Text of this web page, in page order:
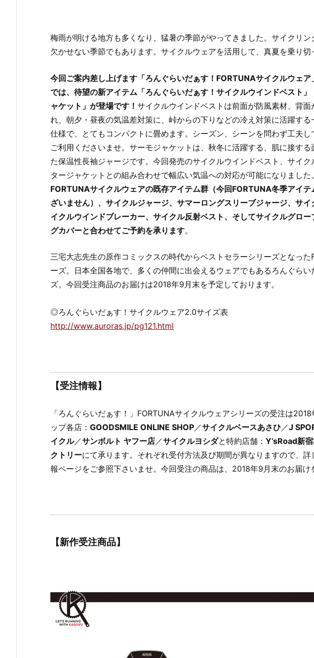
梅雨が明ける地方も多くなり、猛暑の季節がやってきました。サイクリ
欠かせない季節でもあります。サイクルウェアを活用して、真夏を乗り切
今回ご案内差し上げます「ろんぐらいだぁす！FORTUNAサイクルウェ
では、待望の新アイテム「ろんぐらいだぁす！サイクルウインドベスト
ャケット」が登場です！ サイクルウインドベストは前面が防風素材、背
れ、朝夕・昼夜の気温差対策に、峠からの下りなどの冷え対策に活躍す
仕様で、とてもコンパクトに畳めます。シーズン、シーンを問わず工夫
ご利用くださいませ。サーモジャケットは、秋冬に活躍する、肌に接す
た保温性長袖ジャージです。今回発売のサイクルウインドベスト、サイ
タージャケットとの組み合わせで幅広い気温への対応が可能になりました。
FORTUNAサイクルウェアの既存アイテム群（今回FORTUNA冬季アイ
ざいません）、サイクルジャージ、サマーロングスリーブジャージ、サ
イクルウインドブレーカー、サイクル反射ベスト、そしてサイクルグロ
グカバーと合わせてご予約を承ります。
三宅大志先生の原作コミックスの時代からベストセラーシリーズとなった
ーズ。日本全国各地で、多くの仲間に出会えるウェアでもあるろんぐら
ズ。今回受注商品のお届けは2018年9月末を予定しております。
◎ろんぐらいだぁす！サイクルウェア2.0サイズ表
http://www.auroras.jp/pg121.html
【受注情報】
「ろんぐらいだぁす！」FORTUNAサイクルウェアシリーズの受注は
ップ各店： GOODSMILE ONLINE SHOP／サイクルベースあさひ／J
イクル／サンボルト ヤフー店／サイクルヨシダと特約店舗： Y’sRoad新
クトリーにて承ります。それぞれ受付方法及び期間が異なりますので、
報ページをご参照下さいませ。今回受注の商品は、2018年9月末のお届け
【新作受注商品】